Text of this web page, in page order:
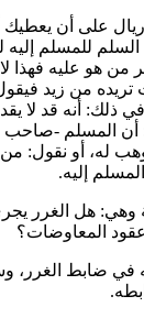
ريال على أن
للمسلم إليه
من هو عليه فهذا
تريده من زيد
في ذلك: أنه قد لا
المسلم -صاحب
له، أو نقول:
إليه.
وهي: هل الغرر
المعاوضات؟
في ضابط الغرر،